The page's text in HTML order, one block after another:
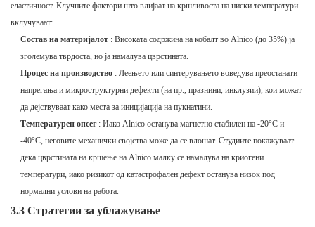
еластичност. Клучните фактори што влијаат на кршливоста на ниски температури
вклучуваат:
Состав на материјалот : Високата содржина на кобалт во Alnico (до 35%) ја
зголемува тврдоста, но ја намалува цврстината.
Процес на производство : Леењето или синтерувањето воведува преостанати
напрегања и микроструктурни дефекти (на пр., празнини, инклузии), кои можат
да дејствуваат како места за иницијација на пукнатини.
Температурен опсег: Иако Alnico останува магнетно стабилен на -20°C и
-40°C, неговите механички својства може да се влошат. Студиите покажуваат
дека цврстината на кршење на Alnico малку се намалува на криогени
температури, иако ризикот од катастрофален дефект останува низок под
нормални услови на работа.
3.3 Стратегии за ублажување